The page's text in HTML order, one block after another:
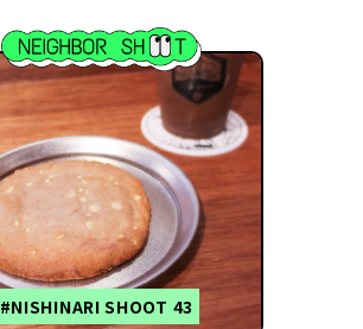
#NISHINARI SHOOT 43